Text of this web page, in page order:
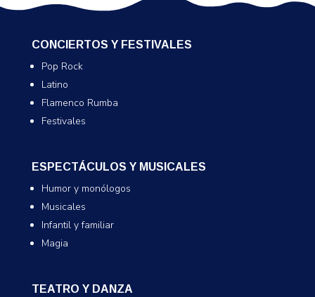
CONCIERTOS Y FESTIVALES
Pop Rock
Latino
Flamenco Rumba
Festivales
ESPECTÁCULOS Y MUSICALES
Humor y monólogos
Musicales
Infantil y familiar
Magia
TEATRO Y DANZA